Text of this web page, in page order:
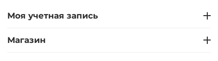
позволяют готовить полноценные блюда прямо
на берегу. В ассортименте — также щипцы,
стартеры и другие полезные мелочи.
Моя учетная запись
Магазин